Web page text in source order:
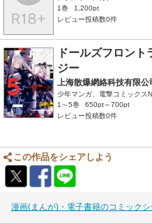
1巻
1,200pt
レビュー投稿数0件
ドールズフロン
ジー
上海散爆網絡科技有限公
少年マンガ、電撃コミックス
1～5巻
650pt～700pt
レビュー投稿数0件
この作品をシェアしよう
漫画(まんが)・電子書籍のコミック